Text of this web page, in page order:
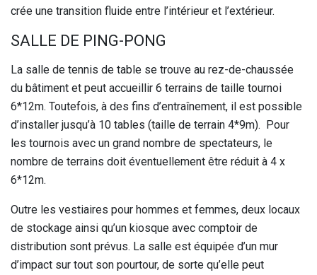
crée une transition fluide entre l’intérieur et l’extérieur.
SALLE DE PING-PONG
La salle de tennis de table se trouve au rez-de-chaussée
du bâtiment et peut accueillir 6 terrains de taille tournoi
6*12m. Toutefois, à des fins d’entraînement, il est possible
d’installer jusqu’à 10 tables (taille de terrain 4*9m). Pour
les tournois avec un grand nombre de spectateurs, le
nombre de terrains doit éventuellement être réduit à 4 x
6*12m.
Outre les vestiaires pour hommes et femmes, deux locaux
de stockage ainsi qu’un kiosque avec comptoir de
distribution sont prévus. La salle est équipée d’un mur
d’impact sur tout son pourtour, de sorte qu’elle peut